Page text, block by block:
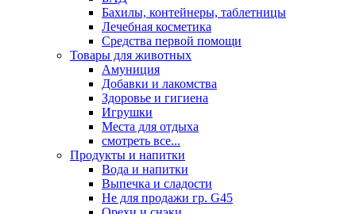
Бахилы, контейнеры, таблетницы
Лечебная косметика
Средства первой помощи
Товары для животных
Амуниция
Добавки и лакомства
Здоровье и гигиена
Игрушки
Места для отдыха
смотреть все...
Продукты и напитки
Вода и напитки
Выпечка и сладости
Не для продажи гр. G45